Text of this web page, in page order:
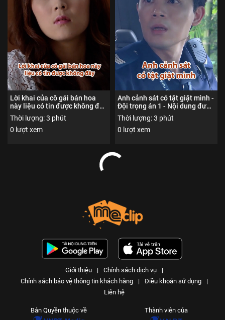
Lời khai của cô gái bán hoa
này liệu có tin được không đây
- Đội trọng án 1 - Nội dung
được phổ biến đến người xem
từ đủ 18 tuổi trở lên
Thời lượng: 3 phút
0 lượt xem
Anh cảnh sát có tật giật mình -
Đội trọng án 1 - Nội dung được
phổ biến đến người xem từ đủ
18 tuổi trở lên
Thời lượng: 3 phút
0 lượt xem
Giới thiệu | Chính sách dịch vụ
|
Chính sách bảo vệ thông tin khách hàng
| Điều khoản sử dụng
|
Liên hệ
Bản Quyền thuộc về Thành viên của